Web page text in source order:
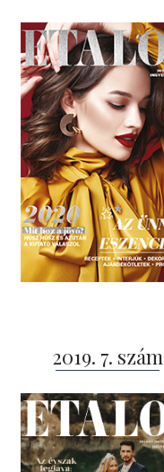
2019. 7. szám